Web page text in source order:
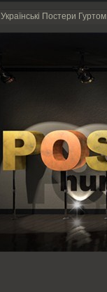
Українські Постери Гуртом